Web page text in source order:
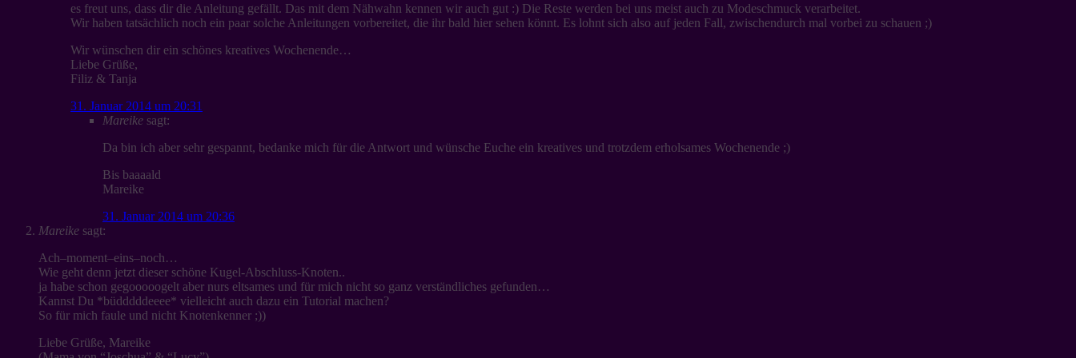
es freut uns, dass dir die Anleitung gefällt. Das mit dem Nähwahn kennen wir auch gut :) Die Reste werden bei uns meist auch zu Modeschmuck verarbeitet.
Wir haben tatsächlich noch ein paar solche Anleitungen vorbereitet, die ihr bald hier sehen könnt. Es lohnt sich also auf jeden Fall, zwischendurch mal vorbei zu schauen ;)
Wir wünschen dir ein schönes kreatives Wochenende…
Liebe Grüße,
Filiz & Tanja
31. Januar 2014 um 20:31
Mareike sagt:
Da bin ich aber sehr gespannt, bedanke mich für die Antwort und wünsche Euche ein kreatives und trotzdem erholsames Wochenende ;)
Bis baaaald
Mareike
31. Januar 2014 um 20:36
Mareike sagt:
Ach–moment–eins–noch…
Wie geht denn jetzt dieser schöne Kugel-Abschluss-Knoten..
ja habe schon gegooooogelt aber nurs eltsames und für mich nicht so ganz verständliches gefunden…
Kannst Du *büdddddeeee* vielleicht auch dazu ein Tutorial machen?
So für mich faule und nicht Knotenkenner ;))
Liebe Grüße, Mareike